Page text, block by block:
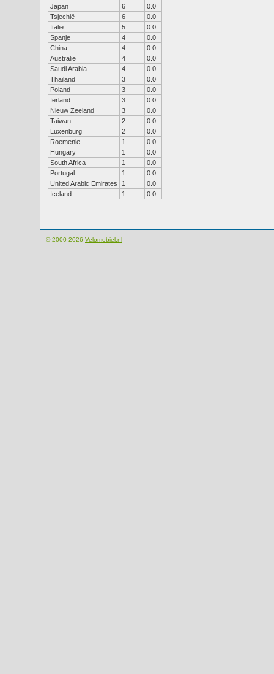
Japan
6
0.0
Tsjechië
6
0.0
Italië
5
0.0
Spanje
4
0.0
China
4
0.0
Australië
4
0.0
Saudi Arabia
4
0.0
Thailand
3
0.0
Poland
3
0.0
Ierland
3
0.0
Nieuw Zeeland
3
0.0
Taiwan
2
0.0
Luxenburg
2
0.0
Roemenie
1
0.0
Hungary
1
0.0
South Africa
1
0.0
Portugal
1
0.0
United Arabic Emirates
1
0.0
Iceland
1 0.0
© 2000-2026 Velomobiel.nl